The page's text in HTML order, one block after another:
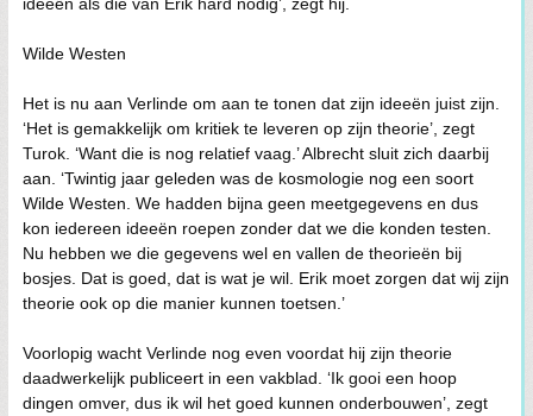
Wilde Westen
Het is nu aan Verlinde om aan te tonen dat zijn ideeën juist zijn.
‘Het is gemakkelijk om kritiek te leveren op zijn theorie’, zegt
Turok. ‘Want die is nog relatief vaag.’ Albrecht sluit zich daarbij
aan. ‘Twintig jaar geleden was de kosmologie nog een soort
Wilde Westen. We hadden bijna geen meetgegevens en dus
kon iedereen ideeën roepen zonder dat we die konden testen.
Nu hebben we die gegevens wel en vallen de theorieën bij
bosjes. Dat is goed, dat is wat je wil. Erik moet zorgen dat wij zijn
theorie ook op die manier kunnen toetsen.’
Voorlopig wacht Verlinde nog even voordat hij zijn theorie
daadwerkelijk publiceert in een vakblad. ‘Ik gooi een hoop
dingen omver, dus ik wil het goed kunnen onderbouwen’, zegt